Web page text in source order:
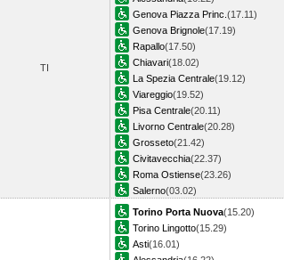
TI
Genova Piazza Princ. (17.11)
Genova Brignole(17.19)
Rapallo(17.50)
Chiavari(18.02)
La Spezia Centrale(19.12)
Viareggio(19.52)
Pisa Centrale(20.11)
Livorno Centrale(20.28)
Grosseto(21.42)
Civitavecchia(22.37)
Roma Ostiense(23.26)
Salerno(03.02)
Torino Porta Nuova(15.20)
Torino Lingotto(15.29)
Asti(16.01)